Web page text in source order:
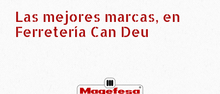
Las mejores marcas, en
Ferretería Can Deu